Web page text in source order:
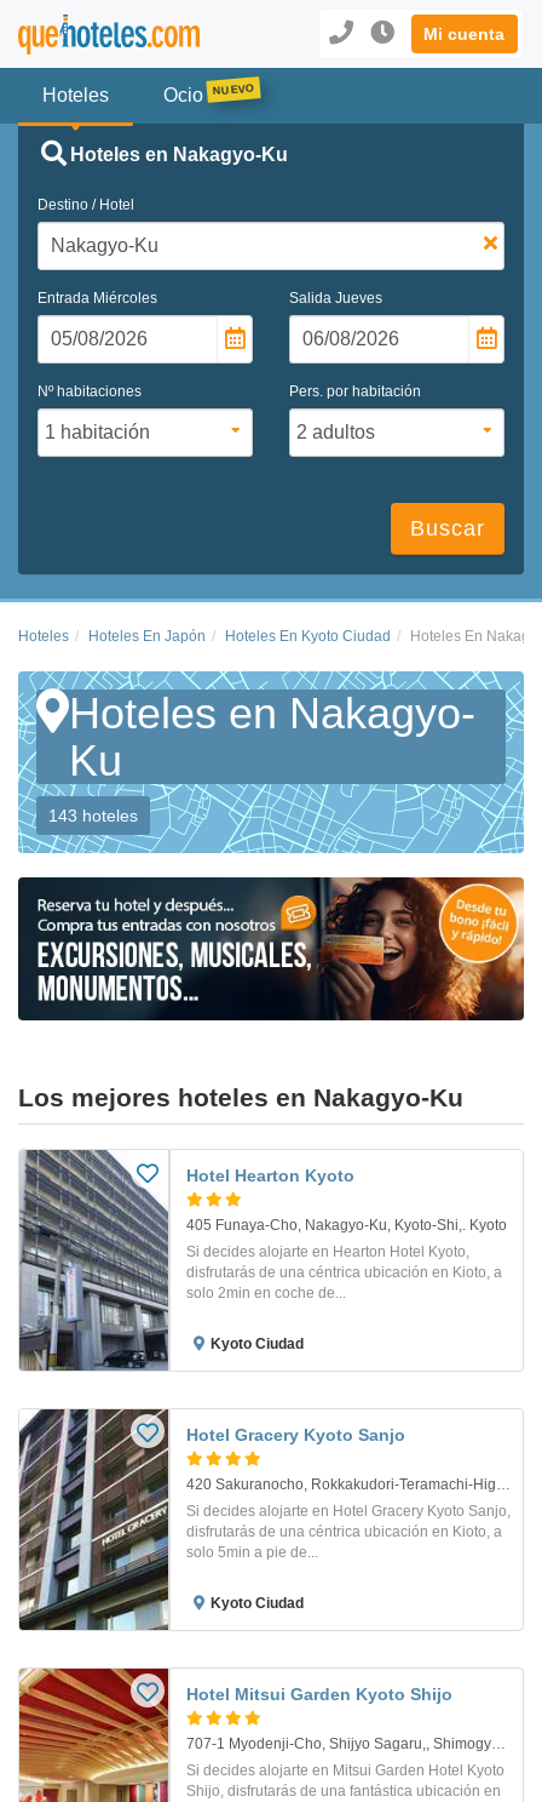
Mi cuenta
Hoteles Ocio
Hoteles en Nakagyo-Ku
Destino / Hotel
Entrada Miércoles Salida Jueves
Nº habitaciones Pers. por habitación
Buscar
Hoteles Hoteles En Japón Hoteles En Kyoto Ciudad Hoteles En
Hoteles en Nakagyo-
Ku
143 hoteles
Los mejores hoteles en Nakagyo-Ku
Hotel Hearton Kyoto
405 Funaya-Cho, Nakagyo-Ku, Kyoto-Shi,. Kyoto
Si decides alojarte en Hearton Hotel Kyoto,
disfrutarás de una céntrica ubicación en Kioto, a
solo 2min en coche de...
Kyoto Ciudad
Hotel Gracery Kyoto Sanjo
420 Sakuranocho, Rokkakudori-Teramachi-Higashiiru *. Kyoto
Si decides alojarte en Hotel Gracery Kyoto Sanjo,
disfrutarás de una céntrica ubicación en Kioto, a
solo 5min a pie de...
Kyoto Ciudad
Hotel Mitsui Garden Kyoto Shijo
707-1 Myodenji-Cho, Shijyo Sagaru,, Shimogyo-Ku. Kyoto
Si decides alojarte en Mitsui Garden Hotel Kyoto
Shijo, disfrutarás de una fantástica ubicación en